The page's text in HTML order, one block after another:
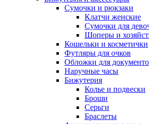
Сумочки и рюкзаки
Клатчи женские
Сумочки для
Шоперы и
Кошельки и косметички
Футляры для очков
Обложки для
Наручные часы
Бижутерия
Колье и подвески
Броши
Серьги
Браслеты